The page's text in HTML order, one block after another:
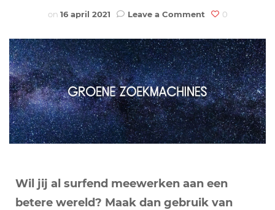
on 16 april 2021 Leave a Commenton
zoekmachines
en
online
initiatieven
0
Wil jij al surfend meewerken aan een
betere wereld? Maak dan gebruik van